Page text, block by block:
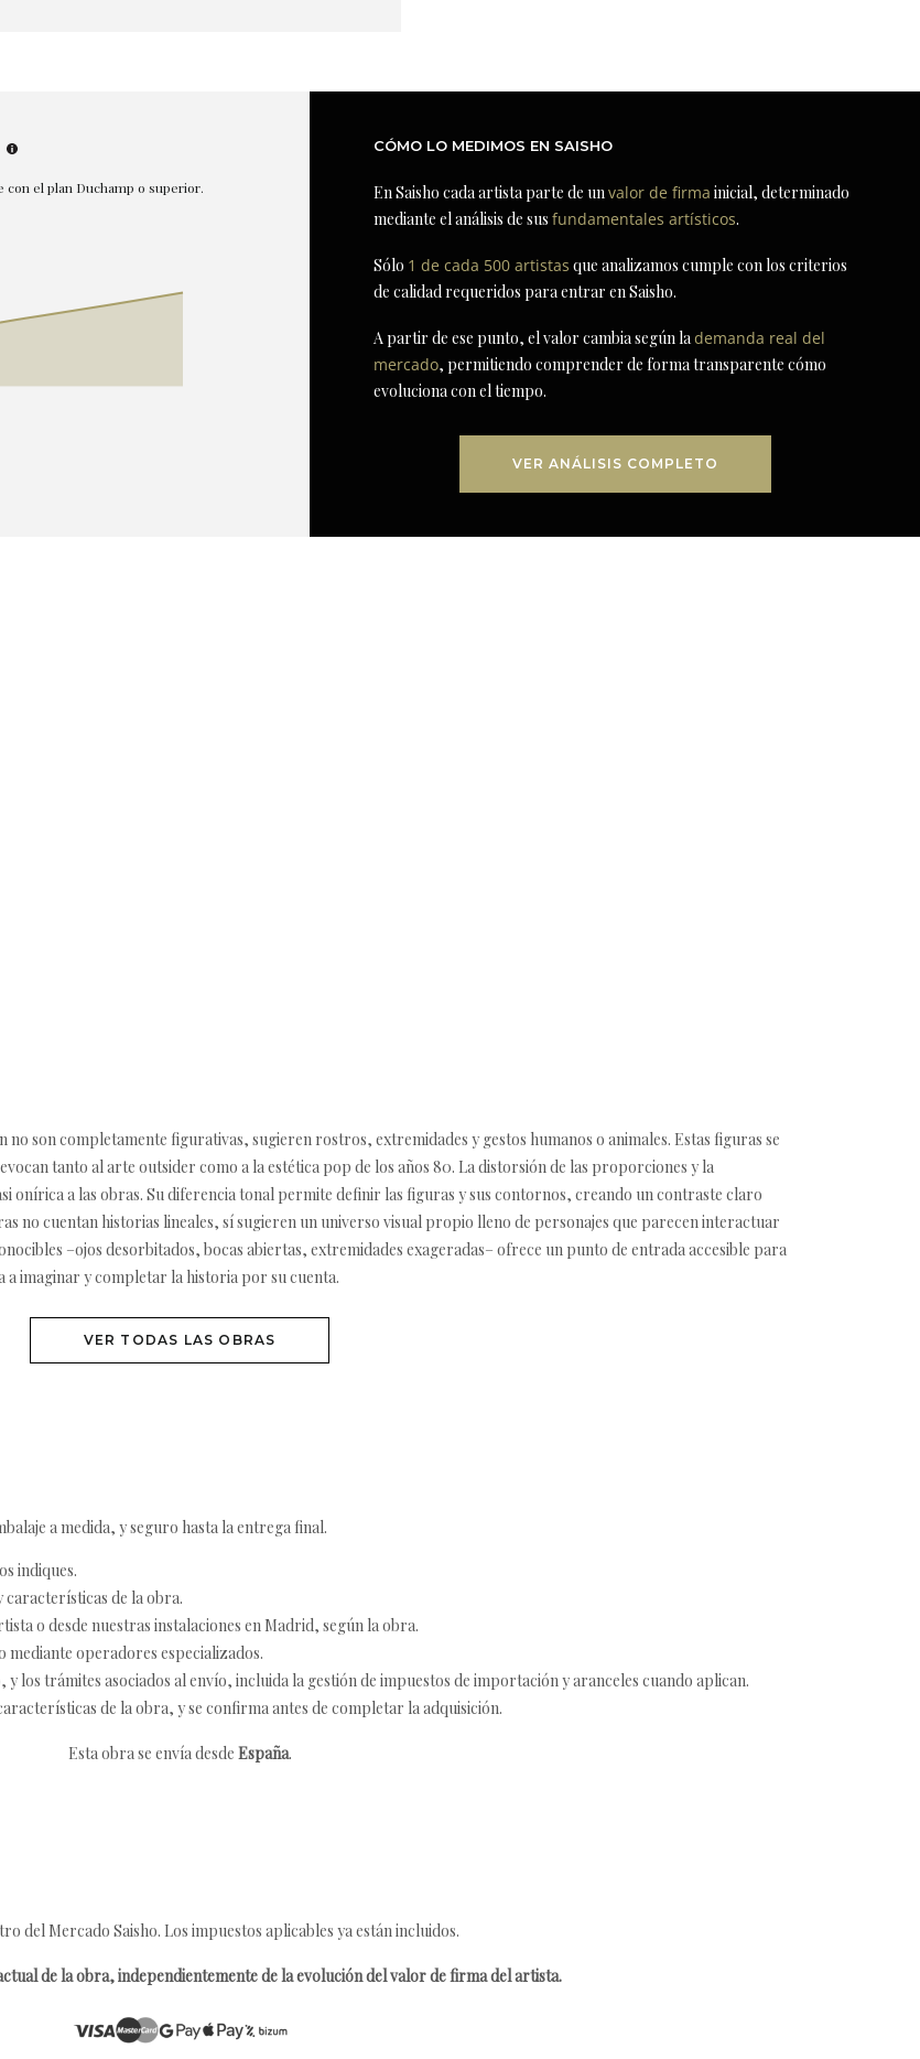
con el plan Duchamp o superior.
CÓMO LO MEDIMOS EN SAISHO
En Saisho cada artista parte de unvalor de firma inicial, determinado
mediante el análisis de susfundamentales artísticos.
Sólo 1 de cada 500 artistas que analizamos cumple con los criterios
de calidad requeridos para entrar en Saisho.
A partir de ese punto, el valor cambia según lademanda real del
mercado, permitiendo comprender de forma transparente cómo
evoluciona con el tiempo.
VER ANÁLISIS COMPLETO
no son completamente figurativas, sugieren rostros, extremidades y gestos humanos o animales. Estas figuras se
tanto al arte outsider como a la estética pop de los años 80. La distorsión de las proporciones y la
onírica a las obras. Su diferencia tonal permite definir las figuras y sus contornos, creando un contraste claro
no cuentan historias lineales, sí sugieren un universo visual propio lleno de personajes que parecen interactuar
–ojos desorbitados, bocas abiertas, extremidades exageradas– ofrece un punto de entrada accesible para
imaginar y completar la historia por su cuenta.
VER TODAS LAS OBRAS
a medida, y seguro hasta la entrega final.
indiques.
características de la obra.
o desde nuestras instalaciones en Madrid, según la obra.
mediante operadores especializados.
los trámites asociados al envío, incluida la gestión de impuestos de importación y aranceles cuando aplican.
de la obra, y se confirma antes de completar la adquisición.
Esta obra se envía desde España.
Mercado Saisho. Los impuestos aplicables ya están incluidos.
de la obra, independientemente de la evolución del valor de firma del artista.